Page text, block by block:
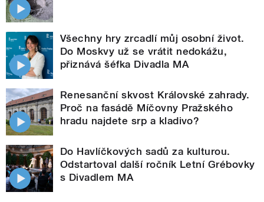
Všechny hry zrcadlí můj osobní život.
Do Moskvy už se vrátit nedokážu,
přiznává šéfka Divadla MA
Renesanční skvost Královské zahrady.
Proč na fasádě Míčovny Pražského
hradu najdete srp a kladivo?
Do Havlíčkových sadů za kulturou.
Odstartoval další ročník Letní Grébovky
s Divadlem MA